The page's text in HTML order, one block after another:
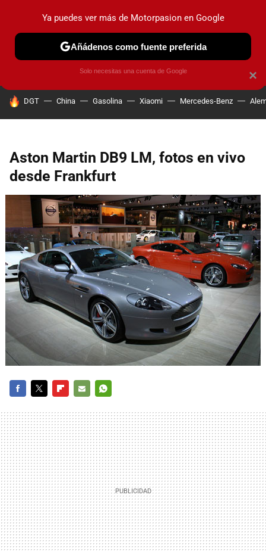
PRUEBAS COCHES ELÉCTRICOS OBSERVATORIO
HOY SE HABLA DE
DGT China Gasolina Xiaomi Mercedes-Benz
Aston Martin DB9 LM, fotos en vivo
desde Frankfurt
MAIL
×
Ya puedes ver más de Motorpasion en Google
Añádenos como fuente preferida
Solo necesitas una cuenta de Google